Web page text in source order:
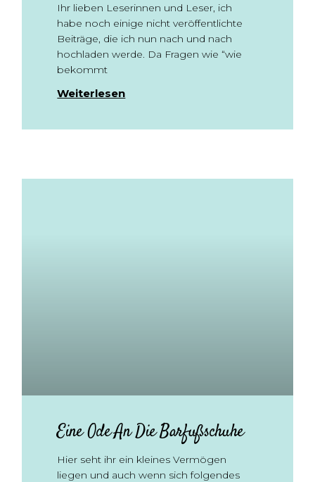
Ihr lieben Leserinnen und Leser, ich
habe noch einige nicht veröffentlichte
Beiträge, die ich nun nach und nach
hochladen werde. Da Fragen wie “wie
bekommt
Weiterlesen
Eine Ode An Die Barfußschuhe
Hier seht ihr ein kleines Vermögen
liegen und auch wenn sich folgendes